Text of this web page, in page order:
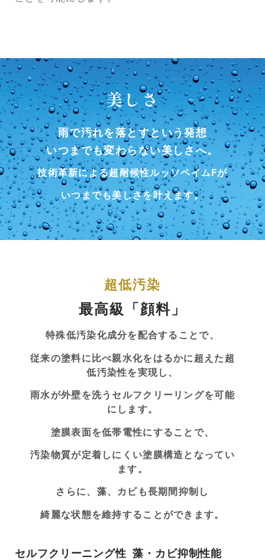
美しさ
雨で汚れを落とすという発想
いつまでも変わらない美しさへ。
技術革新による超耐候性ルッソペイムFが
いつまでも美しさを叶えます。
超低汚染
最高級「顔料」
特殊低汚染化成分を配合することで、
従来の塗料に比べ親水化をはるかに超えた超
低汚染性を実現し、
雨水が外壁を洗うセルフクリーリングを可能
にします。
塗膜表面を低帯電性にすることで、
汚染物質が定着しにくい塗膜構造となってい
ます。
さらに、藻、カビも長期間抑制し
綺麗な状態を維持することができます。
セルフクリーニング性 藻・カビ抑制性能